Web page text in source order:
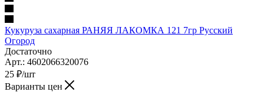
Кукуруза сахарная РАНЯЯ ЛАКОМКА 121 7гр Русский
Огород
Достаточно
Арт.: 4602066320076
25 ₽/шт
Варианты цен